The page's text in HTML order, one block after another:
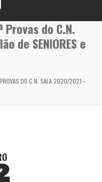
Provas do C.N.
de SENIORES e
PROVAS DO C.N. SALA 2020/2021 –